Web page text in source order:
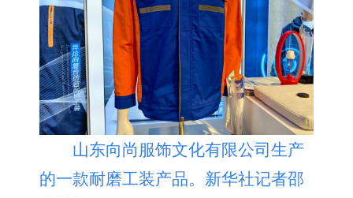
政事 文旅 社会民生 山东产经
文娱 融媒秀 地市 科教
健康 微视齐鲁
多语种频道
English Español Français عربى
山东向尚服饰文化有限公司生产
的一款耐磨工装产品。新华社记者邵